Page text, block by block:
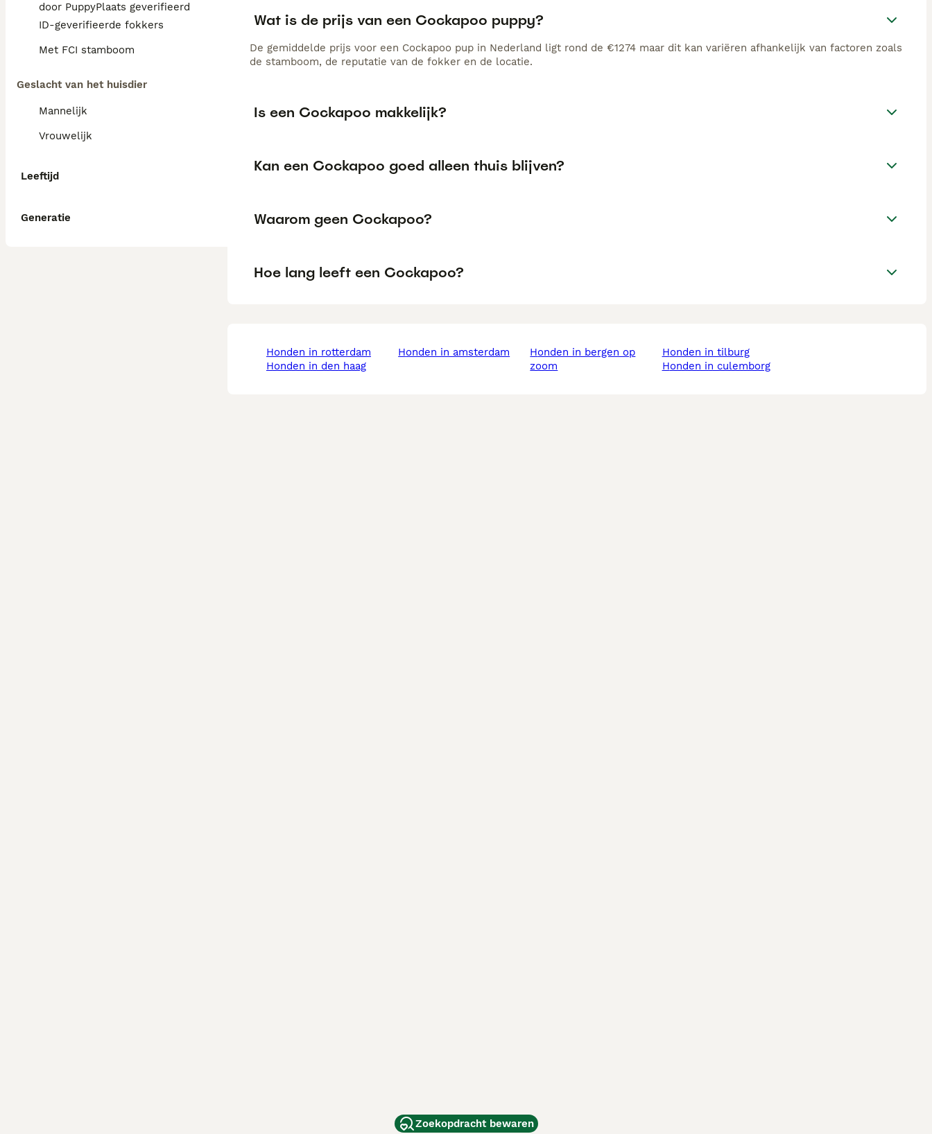
door PuppyPlaats geverifieerd
ID-geverifieerde fokkers
Met FCI stamboom
Geslacht van het huisdier
Mannelijk
Vrouwelijk
Leeftijd
Generatie
Wat is de prijs van een Cockapoo puppy?
De gemiddelde prijs voor een Cockapoo pup in Nederland ligt rond de €1274 maar dit kan variëren afhankelijk van factoren zoals
de stamboom, de reputatie van de fokker en de locatie.
Is een Cockapoo makkelijk?
Kan een Cockapoo goed alleen thuis blijven?
Waarom geen Cockapoo?
Hoe lang leeft een Cockapoo?
honden in rotterdam
honden in den haag
honden in amsterdam
honden in bergen op
zoom
honden in tilburg
honden in culemborg
Zoekopdracht bewaren